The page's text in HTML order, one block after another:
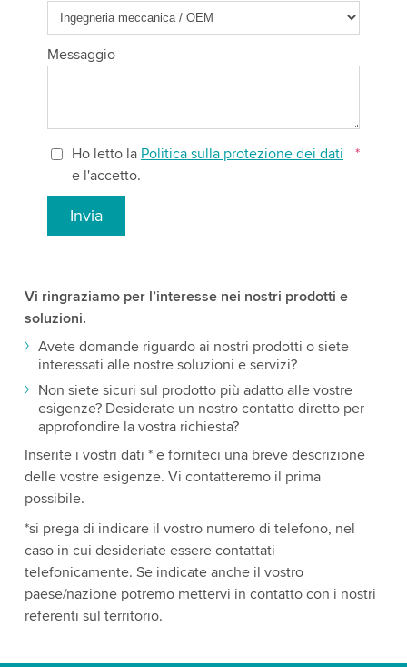
Messaggio
Ho letto la Politica sulla protezione dei dati
e l'accetto.
*
Invia
Vi ringraziamo per l’interesse nei nostri prodotti e
soluzioni.
Avete domande riguardo ai nostri prodotti o siete
interessati alle nostre soluzioni e servizi?
Non siete sicuri sul prodotto più adatto alle vostre
esigenze? Desiderate un nostro contatto diretto per
approfondire la vostra richiesta?
Inserite i vostri dati * e forniteci una breve descrizione
delle vostre esigenze. Vi contatteremo il prima
possibile.
*si prega di indicare il vostro numero di telefono, nel
caso in cui desideriate essere contattati
telefonicamente. Se indicate anche il vostro
paese/nazione potremo mettervi in contatto con i nostri
referenti sul territorio.